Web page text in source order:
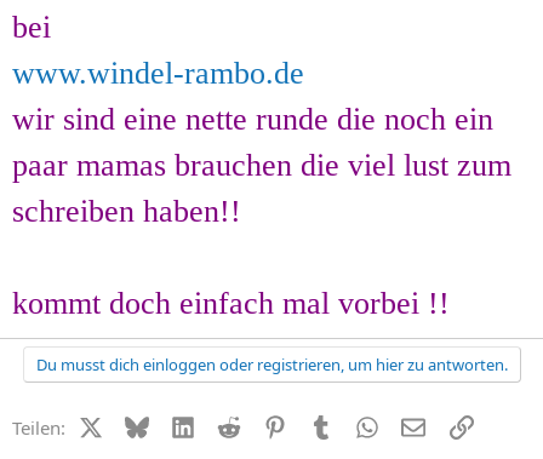
bei
www.windel-rambo.de
wir sind eine nette runde die noch ein
paar mamas brauchen die viel lust zum
schreiben haben!!
kommt doch einfach mal vorbei !!
Du musst dich einloggen oder registrieren, um hier zu antworten.
Teilen: X (Twitter)
BlueskyLinkedIn
Reddit PinterestTumblr WhatsApp
E-MailLink